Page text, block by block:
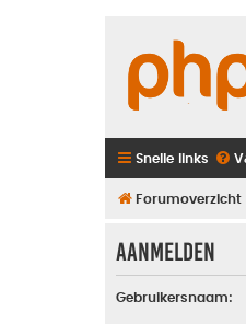
Snelle links
Forumoverzicht
Aanmelden
Gebruikersnaam: